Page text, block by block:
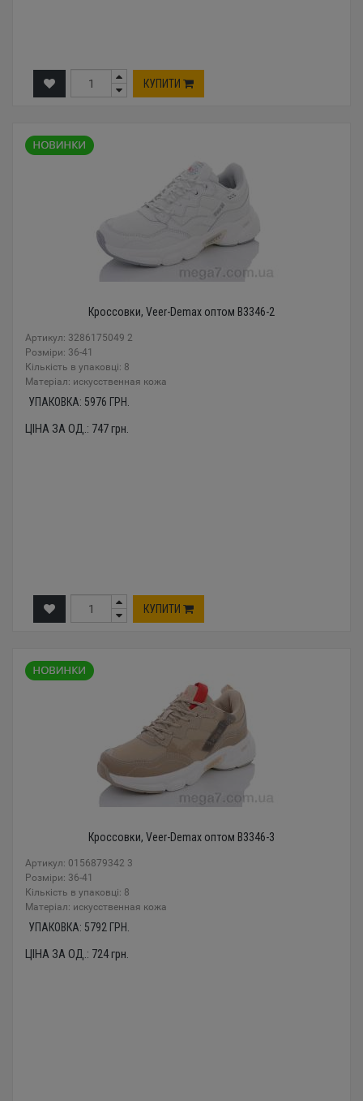
КУПИТИ
Кроссовки, Veer-Demax оптом B3346-2
Артикул: 3286175049 2
Розміри: 36-41
Кількість в упаковці: 8
Mатеріал: искусственная кожа
УПАКОВКА: 5976 ГРН.
ЦІНА ЗА ОД.: 747грн.
КУПИТИ
Кроссовки, Veer-Demax оптом B3346-3
Артикул: 0156879342 3
Розміри: 36-41
Кількість в упаковці: 8
Mатеріал: искусственная кожа
УПАКОВКА: 5792 ГРН.
ЦІНА ЗА ОД.: 724грн.